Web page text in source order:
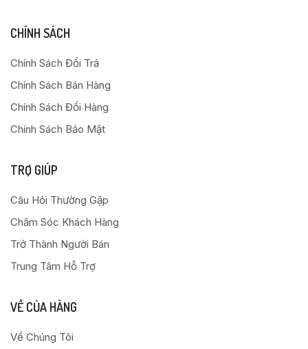
CHÍNH SÁCH
Chính Sách Đổi Trả
Chính Sách Bán Hàng
Chính Sách Đổi Hàng
Chính Sách Bảo Mật
TRỢ GIÚP
Câu Hỏi Thường Gặp
Chăm Sóc Khách Hàng
Trở Thành Người Bán
Trung Tâm Hỗ Trợ
VỀ CỦA HÀNG
Về Chúng Tôi